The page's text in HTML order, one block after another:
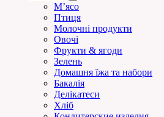
М’ясо
Птиця
Молочні продукти
Овочі
Фрукти & ягоди
Зелень
Домашня їжа та набори
Бакалія
Делікатеси
Хліб